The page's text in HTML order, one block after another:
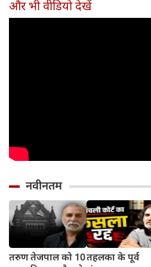
आएगा Konarc
का वीडियो
और भी वीडियो देखें
नवीनतम
तरुण तेजपाल को 10तहलका के पूर्व